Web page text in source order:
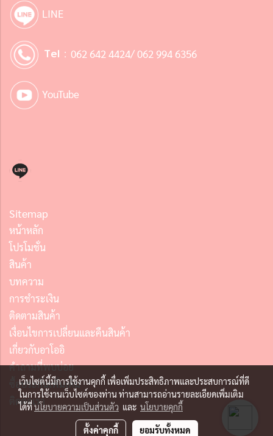
LINE
Tel : 062 642 4424/ 062 994 6356
YouTube
Sitemap
หน้าหลัก
โปรโมชั่น
สินค้า
บทความ
การชำระเงิน
ติดตามสินค้า
เงื่อนไขการเปลี่ยนและคืนสินค้า
เกี่ยวกับอาโออิ
คำถามที่พบบ่อย
ซื้อประกันเพิ่มเติม
ติดต่อเรา
เว็บไซต์นี้มีการใช้งานคุกกี้ เพื่อเพิ่มประสิทธิภาพและประสบการณ์ที่ดี
ในการใช้งานเว็บไซต์ของท่าน ท่านสามารถอ่านรายละเอียดเพิ่มเติม
ได้ที่นโยบายความเป็นส่วนตัว และ นโยบายคุกกี้
ตั้งค่าคุกกี้ ยอมรับทั้งหมด